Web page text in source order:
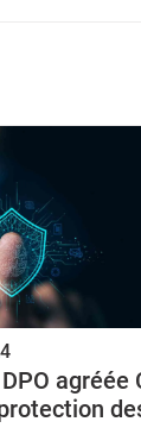
agréée